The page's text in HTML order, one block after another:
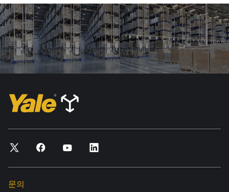
*필수
국가
*필수
*필수
Yale 탐색 계속
문의